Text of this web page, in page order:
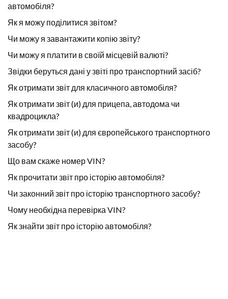
автомобіля?
Як я можу поділитися звітом?
Чи можу я завантажити копію звіту?
Чи можу я платити в своїй місцевій валюті?
Звідки беруться дані у звіті про транспортний засіб?
Як отримати звіт для класичного автомобіля?
Як отримати звіт (и) для прицепа, автодома чи
квадроцикла?
Як отримати звіт (и) для європейського транспортного
засобу?
Що вам скаже номер VIN?
Як прочитати звіт про історію автомобіля?
Чи законний звіт про історію транспортного засобу?
Чому необхідна перевірка VIN?
Як знайти звіт про історію автомобіля?